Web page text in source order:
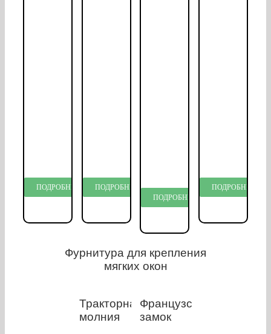
ПОДРОБНЕЕ… ПОДРОБНЕЕ…
ПОДРОБНЕЕ…
ПОДРОБНЕЕ…
Фурнитура для крепления
мягких окон
Тракторная
молния
Французский
замок